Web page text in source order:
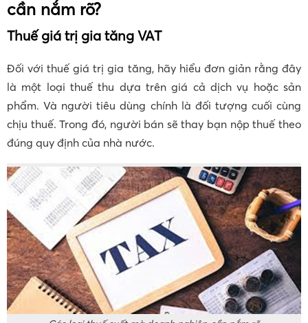
cần nắm rõ?
Thuế giá trị gia tăng VAT
Đối với thuế giá trị gia tăng, hãy hiểu đơn giản rằng đây
là một loại thuế thu dựa trên giá cả dịch vụ hoặc sản
phẩm. Và người tiêu dùng chính là đối tượng cuối cùng
chịu thuế. Trong đó, người bán sẽ thay bạn nộp thuế theo
đúng quy định của nhà nước.